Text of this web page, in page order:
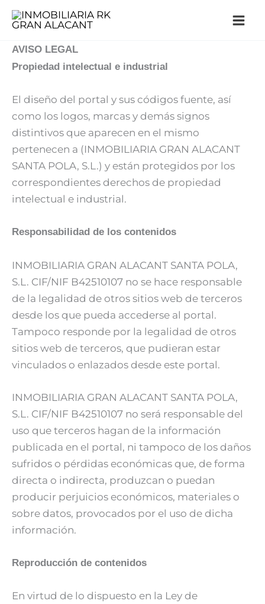
AVISO LEGAL
Propiedad intelectual e industrial
El diseño del portal y sus códigos fuente, así
como los logos, marcas y demás signos
distintivos que aparecen en el mismo
pertenecen a (INMOBILIARIA GRAN ALACANT
SANTA POLA, S.L.) y están protegidos por los
correspondientes derechos de propiedad
intelectual e industrial.
Responsabilidad de los contenidos
INMOBILIARIA GRAN ALACANT SANTA POLA,
S.L. CIF/NIF B42510107 no se hace responsable
de la legalidad de otros sitios web de terceros
desde los que pueda accederse al portal.
Tampoco responde por la legalidad de otros
sitios web de terceros, que pudieran estar
vinculados o enlazados desde este portal.
INMOBILIARIA GRAN ALACANT SANTA POLA,
S.L. CIF/NIF B42510107 no será responsable del
uso que terceros hagan de la información
publicada en el portal, ni tampoco de los daños
sufridos o pérdidas económicas que, de forma
directa o indirecta, produzcan o puedan
producir perjuicios económicos, materiales o
sobre datos, provocados por el uso de dicha
información.
Reproducción de contenidos
En virtud de lo dispuesto en la Ley de